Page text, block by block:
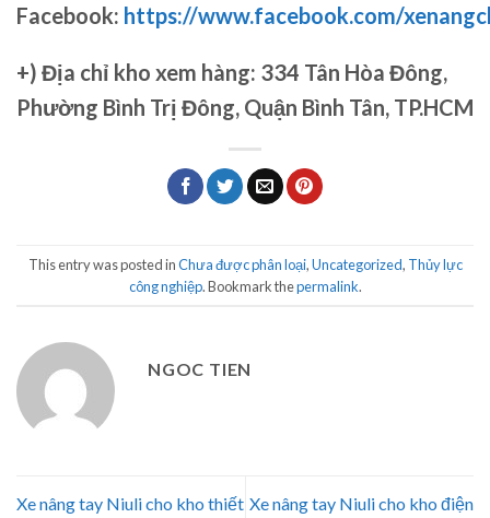
Facebook: https://www.facebook.com/
+) Địa chỉ kho xem hàng: 334 Tân Hòa Đông,
Phường Bình Trị Đông, Quận Bình Tân, TP.HCM
This entry was posted inChưa được phân loại,Uncategorized, Thủy lực
công nghiệp. Bookmark thepermalink.
NGOC TIEN
Xe nâng tay Niuli cho kho thiết Xe nâng tay Niuli cho kho điện